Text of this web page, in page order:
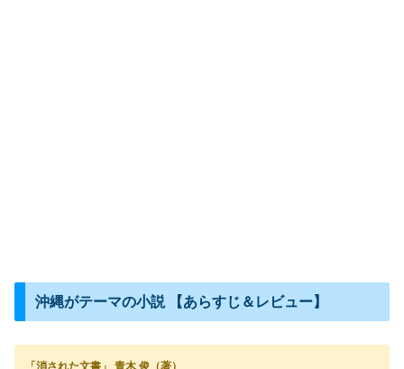
沖縄がテーマの小説 【あらすじ＆レビュー】
「消された文書」 青木 俊（著）